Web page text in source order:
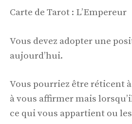
Carte de Tarot : L’Empereur
Vous devez adopter une
aujourd’hui.
Vous pourriez être réticent
à vous affirmer mais
ce qui vous appartient ou